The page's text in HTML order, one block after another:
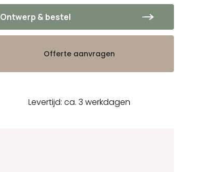
Ontwerp & bestel
Offerte aanvragen
Levertijd: ca. 3 werkdagen